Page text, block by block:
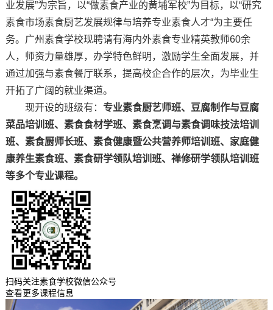
业发展”为宗旨，以“做素食产业的黄埔军校”为目标，以“研究
素食市场素食厨艺发展规律与培养专业素食人才“为主要任
务。广州素食学校现聘请有海内外素食专业精英教师60余
人，师资力量雄厚，办学特色鲜明，激励学生全面发展，并
通过加强与素食餐厅联系，提高校企合作的层次，为毕业生
开拓了广阔的就业渠道。
现开设的班级有： 专业素食厨艺师班、豆腐制作与豆腐
菜品培训班、素食食材学班、素食烹调与素食调味技法培训
班、素食厨师长班、素食健康暨公共营养师培训班、家庭健
康养生素食班、素食研学领队培训班、禅修研学领队培训班
等多个专业课程。
扫码关注素食学校微信公众号
查看更多课程信息